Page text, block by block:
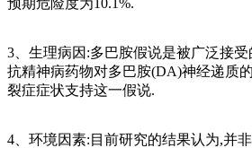
3、生理病因:多巴胺假说是被广泛接
抗精神病药物对多巴胺(DA)神经递质
裂症症状支持这一假说.
4、环境因素:目前研究的结果认为,并